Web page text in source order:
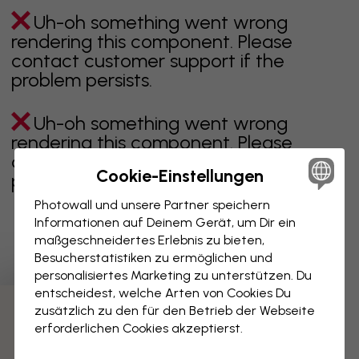
Uh-oh something went wrong
rendering this component. Please
contact customer support if the
problem persists.
Uh-oh something went wrong
rendering this component. Please
contact customer support if the
problem persists.
Zeigt Seite 1 von 1 Seiten
Weitere Kategorien entdecken
Cookie-Einstellungen
Photowall und unsere Partner speichern
Informationen auf Deinem Gerät, um Dir ein
maßgeschneidertes Erlebnis zu bieten,
Besucherstatistiken zu ermöglichen und
personalisiertes Marketing zu unterstützen. Du
entscheidest, welche Arten von Cookies Du
zusätzlich zu den für den Betrieb der Webseite
erforderlichen Cookies akzeptierst.